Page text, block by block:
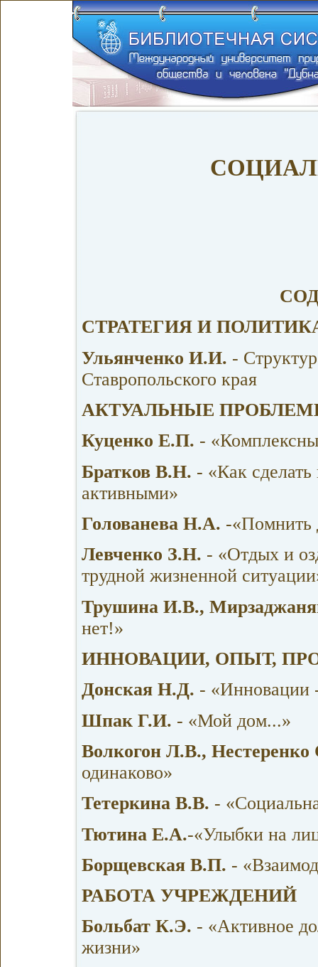
СТРАТЕГИЯ И
Ульянченко И.И. -
Ставропольского края
АКТУАЛЬНЫЕ
Куценко Е.П. -
Братков В.Н. - «Как
активными»
Голованева Н.А. -«Помнить
Левченко З.Н. - «Отдых и
трудной жизненной
Трушина И.В.,
нет!»
ИННОВАЦИИ, ОПЫТ,
Донская Н.Д. - «Инновации
Шпак Г.И. - «Мой дом...»
Волкогон Л.В.,
одинаково»
Тетеркина В.В. -
Тютина Е.А.-«Улыбки на
Борщевская В.П. -
РАБОТА УЧРЕЖДЕНИЙ
Больбат К.Э. - «Активное
жизни»